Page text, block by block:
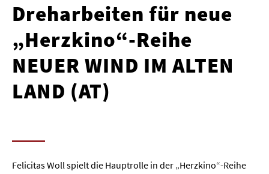
Dreharbeiten für neue
„Herzkino“-Reihe
NEUER WIND IM ALTEN
LAND (AT)
Felicitas Woll spielt die Hauptrolle in der „Herzkino“-Reihe